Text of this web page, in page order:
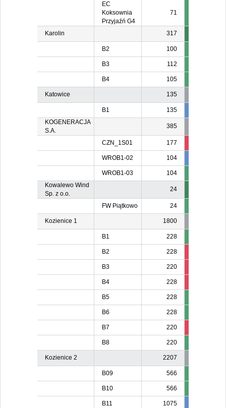
EC
Koksownia
Przyjaźń G4
71
Karolin 317
B2 100
B3 112
B4 105
Katowice 135
B1 135
KOGENERACJA
S.A.
385
CZN_1S01 177
WROB1-02 104
WROB1-03
104
Kowalewo Wind
Sp. z o.o.
24
FW Piątkowo 24
Kozienice 1 1800
B1 228
B2 228
B3 220
B4 228
B5 228
B6 228
B7 220
B8 220
Kozienice 2 2207
B09 566
B10 566
B11 1075